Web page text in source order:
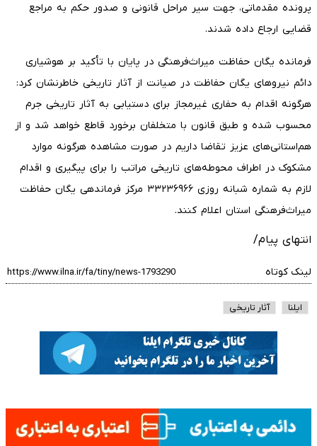
پرونده مقدماتی، جهت سیر مراحل قانونی و صدور حکم به مراجع
قضایی ارجاع داده شدند.
فرمانده یگان حفاظت میراث‌فرهنگی در پایان با تأکید بر هوشیاری
دائم نیروهای یگان حفاظت در صیانت از آثار تاریخی خاطرنشان کرد:
هرگونه اقدام به حفاری غیرمجاز برای دستیابی به آثار تاریخی جرم
محسوب شده و طبق قانون با متخلفان برخورد قاطع خواهد شد و از
هم‌استانی‌های عزیز تقاضا داریم در صورت مشاهده هرگونه موارد
مشکوک در اطراف محوطه‌های تاریخی مراتب را برای پیگیری و اقدام
لازم به شماره شبانه روزی ۳۳۲۳۶۹۶۶ مرکز فرماندهی یگان حفاظت
میراث‌فرهنگی استان اعلام کنند.
انتهای پیام/
لینک کوتاه
ایلنا آثار تاریخی